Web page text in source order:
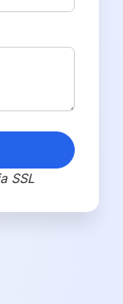
SSL